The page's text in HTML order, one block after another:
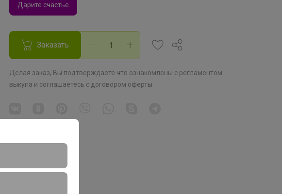
Дарите счастье
Заказать
Делая заказ, Вы подтверждаете что ознакомлены с регламентом
выкупа и соглашаетесь с договором оферты